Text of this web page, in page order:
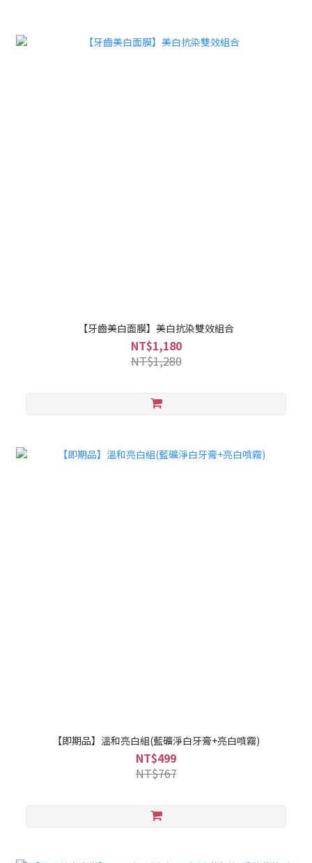
【牙齒美白面膜】美白抗染雙效組合
NT$1,180
NT$1,280
【即期品】溫和亮白組(藍礦淨白牙膏+亮白噴霧)
NT$499
NT$767